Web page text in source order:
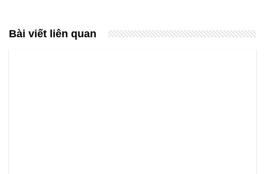
Bài viết liên quan